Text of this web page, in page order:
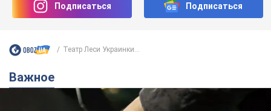
Подписаться Подписаться
Театр Леси Украинки...
Важное